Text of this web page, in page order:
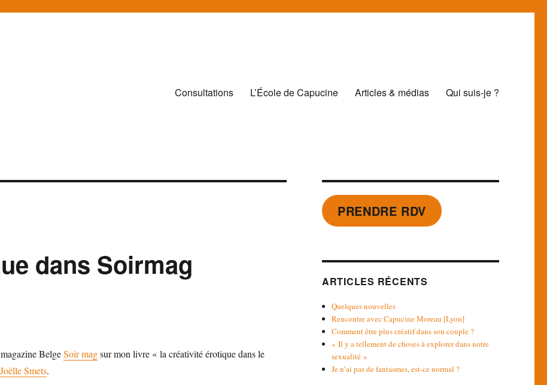
Consultations L’École de Capucine Articles & médias Qui suis-je ?
dans Soirmag
BelgeSoir magsur mon livre « la créativité érotique dans le
Joëlle Smets.
PRENDRE RDV
ARTICLES RÉCENTS
Quelques nouvelles
Rencontre avec Capucine Moreau [Lyon]
Comment être plus créatif dans son couple ?
« Il y a tellement de choses à explorer dans notre
sexualité »
Je n’ai pas de fantasmes, est-ce normal ?